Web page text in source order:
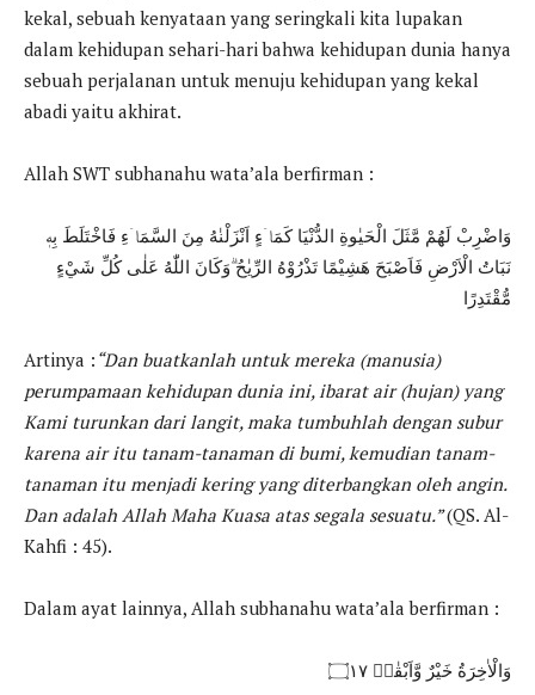
kekal, sebuah kenyataan yang seringkali kita lupakan
dalam kehidupan sehari-hari bahwa kehidupan dunia hanya
sebuah perjalanan untuk menuju kehidupan yang kekal
abadi yaitu akhirat.
Allah SWT subhanahu wata’ala berfirman :
وَاضْرِبْ لَهُمْ مَّثَلَ الْحَيٰوةِ الدُّنْيَا كَمَاۤءٍ اَنْزَلْنٰهُ مِنَ السَّمَاۤءِ فَاخْتَلَطَ بِهٖ
نَبَاتُ الْاَرْضِ فَاَصْبَحَ هَشِيْمًا تَذْرُوْهُ الرِّيٰحُ ۗوَكَانَ اللّٰهُ عَلٰى كُلِّ شَيْءٍ
مُّقْتَدِرًا
Artinya : “Dan buatkanlah untuk mereka (manusia)
perumpamaan kehidupan dunia ini, ibarat air (hujan) yang
Kami turunkan dari langit, maka tumbuhlah dengan subur
karena air itu tanam-tanaman di bumi, kemudian tanam-
tanaman itu menjadi kering yang diterbangkan oleh angin.
Dan adalah Allah Maha Kuasa atas segala sesuatu.”(QS. Al-
Kahfi : 45).
Dalam ayat lainnya, Allah subhanahu wata’ala berfirman :
وَالْاٰخِرَةُ خَيْرٌ وَّاَبْقٰىۗ ۝١٧